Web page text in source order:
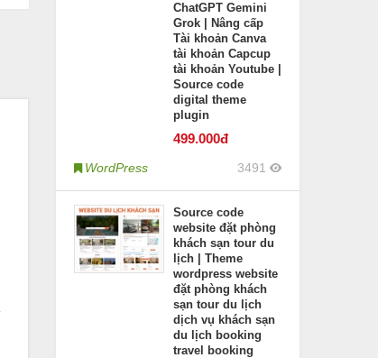
ChatGPT Gemini
Grok | Nâng cấp
Tài khoản Canva
tài khoản Capcup
tài khoản Youtube |
Source code
digital theme
plugin
499.000đ
WordPress 3491
Source code
website đặt phòng
khách sạn tour du
lịch | Theme
wordpress website
đặt phòng khách
sạn tour du lịch
dịch vụ khách sạn
du lịch booking
travel booking